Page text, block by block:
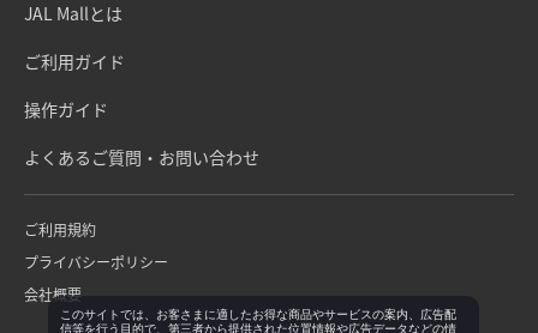
JAL Mallとは
ご利用ガイド
操作ガイド
よくあるご質問・お問い合わせ
ご利用規約
プライバシーポリシー
会社概要
このサイトでは、お客さまに適したお得な商品やサービスの案内、広告配
信等を行う目的で、第三者から提供された位置情報や広告データなどの情